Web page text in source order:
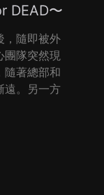
DEAD〜
，隨即被外
團隊突然現
隨著總部和
遠。另一方